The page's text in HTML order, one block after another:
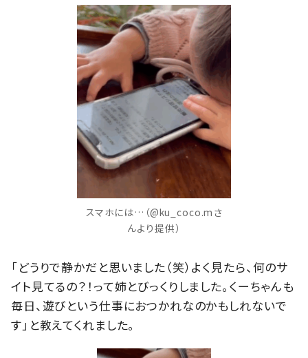
スマホには…（@ku_coco.mさ
んより提供）
「どうりで静かだと思いました（笑）よく見たら、何のサ
イト見てるの？！って姉とびっくりしました。くーちゃんも
毎日、遊びという仕事におつかれなのかもしれないで
す」と教えてくれました。